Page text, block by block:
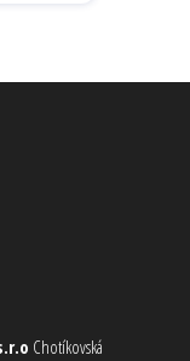
Chotíkovská